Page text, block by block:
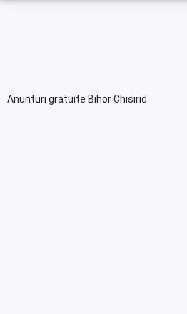
Anunturi gratuite Bihor Chisirid